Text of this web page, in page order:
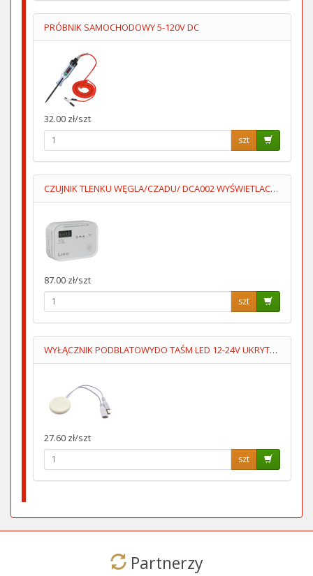
PRÓBNIK SAMOCHODOWY 5-120V DC
32.00 zł/szt
szt
CZUJNIK TLENKU WĘGLA/CZADU/ DCA002 WYŚWIETLACZ 3XAA LUMIO
87.00 zł/szt
szt
WYŁĄCZNIK PODBLATOWYDO TAŚM LED 12-24V UKRYTY,PRZYKLEJANY
27.60 zł/szt
szt
Partnerzy